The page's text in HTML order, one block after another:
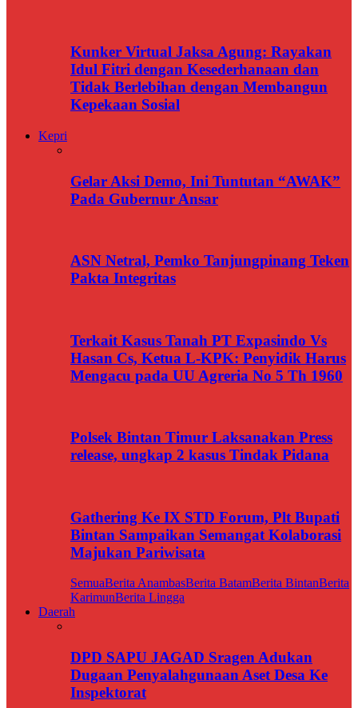
Kunker Virtual Jaksa Agung: Rayakan
Idul Fitri dengan Kesederhanaan dan
Tidak Berlebihan dengan Membangun
Kepekaan Sosial
Kepri
Gelar Aksi Demo, Ini Tuntutan “AWAK”
Pada Gubernur Ansar
ASN Netral, Pemko Tanjungpinang Teken
Pakta Integritas
Terkait Kasus Tanah PT Expasindo Vs
Hasan Cs, Ketua L-KPK: Penyidik Harus
Mengacu pada UU Agreria No 5 Th 1960
Polsek Bintan Timur Laksanakan Press
release, ungkap 2 kasus Tindak Pidana
Gathering Ke IX STD Forum, Plt Bupati
Bintan Sampaikan Semangat Kolaborasi
Majukan Pariwisata
SemuaBerita AnambasBerita BatamBerita BintanBerita
KarimunBerita Lingga
Daerah
DPD SAPU JAGAD Sragen Adukan
Dugaan Penyalahgunaan Aset Desa Ke
Inspektorat